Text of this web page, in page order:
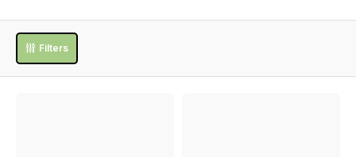
Filters